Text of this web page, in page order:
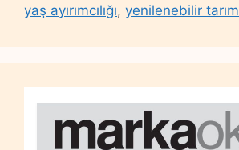
yaş ayırımcılığı, yenilenebilir tarım